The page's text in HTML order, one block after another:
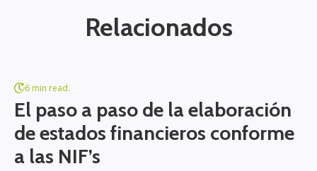
Relacionados
6 min read.
El paso a paso de la elaboración
de estados financieros conforme
a las NIF’s